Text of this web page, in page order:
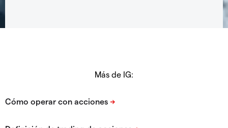
Más de IG: